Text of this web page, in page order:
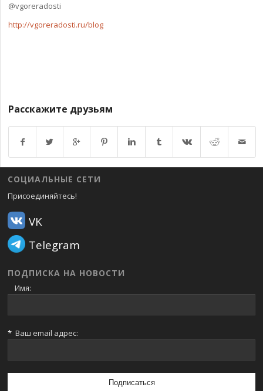
@vgoreradosti
http://vgoreradosti.ru/blog
Расскажите друзьям
Возврат к списку
СОЦИАЛЬНЫЕ СЕТИ
Присоединяйтесь!
VK
Telegram
ПОДПИСКА НА НОВОСТИ
Имя:
* Ваш email адрес: